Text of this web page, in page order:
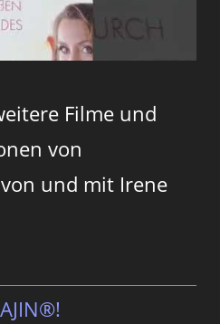
Filme und
von
und mit Irene